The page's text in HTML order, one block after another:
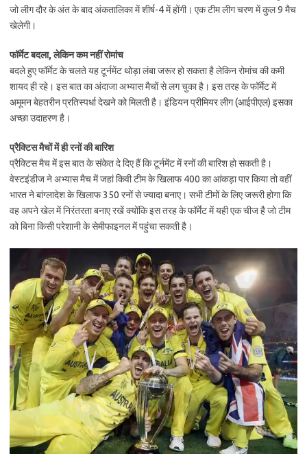
जो लीग दौर के अंत के बाद अंकतालिका में शीर्ष-4 में होंगी। एक टीम लीग चरण में कुल 9 मैच
खेलेगी।
फॉर्मेट बदला, लेकिन कम नहीं रोमांच
बदले हुए फॉर्मेट के चलते यह टूर्नमेंट थोड़ा लंबा जरूर हो सकता है लेकिन रोमांच की कमी
शायद ही रहे। इस बात का अंदाजा अभ्यास मैचों से लग चुका है। इस तरह के फॉर्मेट में
अमूमन बेहतरीन प्रतिस्पर्धा देखने को मिलती है। इंडियन प्रीमियर लीग (आईपीएल) इसका
अच्छा उदाहरण है।
प्रैक्टिस मैचों में ही रनों की बारिश
प्रैक्टिस मैच में इस बात के संकेत दे दिए हैं कि टूर्नमेंट में रनों की बारिश हो सकती है।
वेस्टइंडीज ने अभ्यास मैच में जहां किवी टीम के खिलाफ 400 का आंकड़ा पार किया तो वहीं
भारत ने बांग्लादेश के खिलाफ 350 रनों से ज्यादा बनाए। सभी टीमों के लिए जरूरी होगा कि
वह अपने खेल में निरंतरता बनाए रखें क्योंकि इस तरह के फॉर्मेट में यही एक चीज है जो टीम
को बिना किसी परेशानी के सेमीफाइनल में पहुंचा सकती है।